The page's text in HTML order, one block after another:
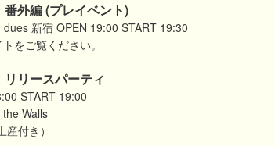
外編 (プレイベント)
新宿 OPEN 19:00 START 19:30
をご覧ください。
リースパーティ
START 19:00
Walls
付き）